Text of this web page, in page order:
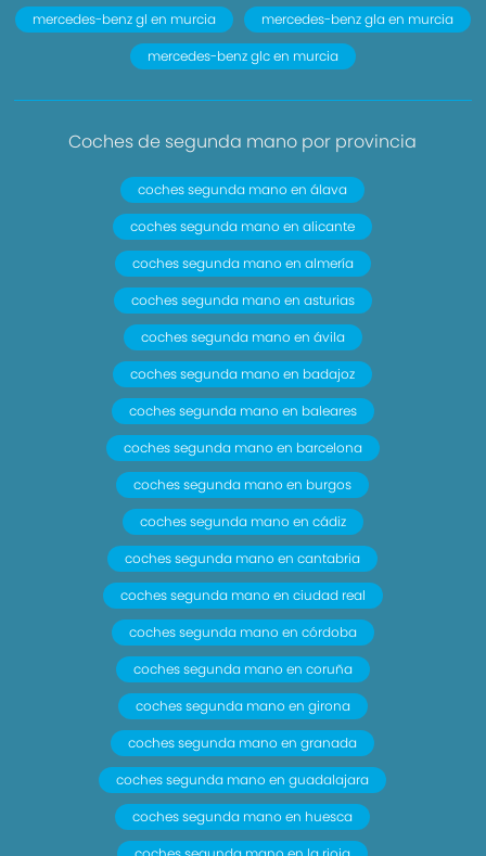
mercedes-benz gl en murcia
mercedes-benz gla en murcia
mercedes-benz glc en murcia
Coches de segunda mano por provincia
coches segunda mano en álava
coches segunda mano en alicante
coches segunda mano en almería
coches segunda mano en asturias
coches segunda mano en ávila
coches segunda mano en badajoz
coches segunda mano en baleares
coches segunda mano en barcelona
coches segunda mano en burgos
coches segunda mano en cádiz
coches segunda mano en cantabria
coches segunda mano en ciudad real
coches segunda mano en córdoba
coches segunda mano en coruña
coches segunda mano en girona
coches segunda mano en granada
coches segunda mano en guadalajara
coches segunda mano en huesca